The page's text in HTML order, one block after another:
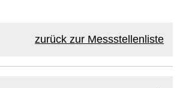
zurück zur Messstellenliste